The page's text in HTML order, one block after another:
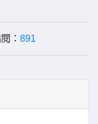
： 891